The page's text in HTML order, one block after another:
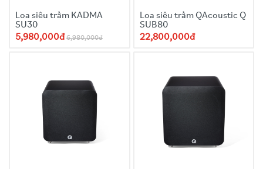
Loa siêu trầm KADMA
SU30
5,980,000đ 6,980,000đ
Loa siêu trầm QAcoustic Q
SUB80
22,800,000đ